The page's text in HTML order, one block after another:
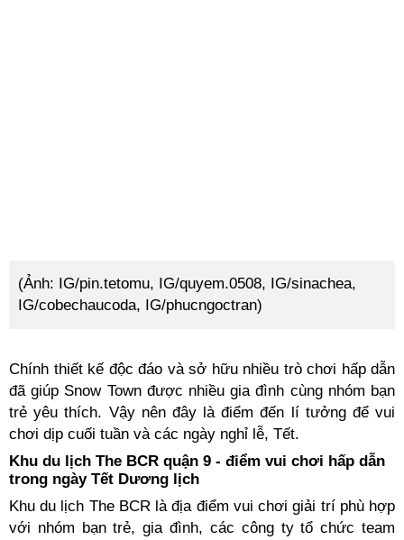
(Ảnh: IG/pin.tetomu, IG/quyem.0508, IG/sinachea,
IG/cobechaucoda, IG/phucngoctran)
Chính thiết kế độc đáo và sở hữu nhiều trò chơi hấp dẫn
đã giúp Snow Town được nhiều gia đình cùng nhóm bạn
trẻ yêu thích. Vậy nên đây là điểm đến lí tưởng để vui
chơi dịp cuối tuần và các ngày nghỉ lễ, Tết.
Khu du lịch The BCR quận 9 - điểm vui chơi hấp dẫn
trong ngày Tết Dương lịch
Khu du lịch The BCR là địa điểm vui chơi giải trí phù hợp
với nhóm bạn trẻ, gia đình, các công ty tổ chức team